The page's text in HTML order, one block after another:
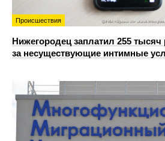
Происшествия
Нижегородец заплатил 255 тысяч
за несуществующие интимные